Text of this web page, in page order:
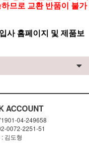
므로 교환 반품이 불가
사 홈페이지 및 제품보
ACCOUNT
04-249658
0072-2251-51
김도형